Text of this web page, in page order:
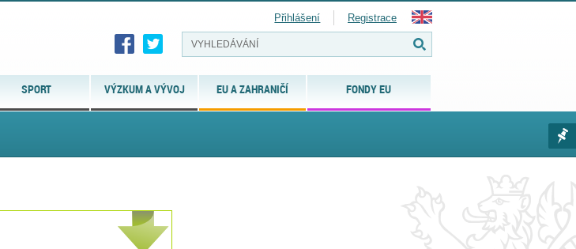
SPORT VÝZKUM A VÝVOJ EU A ZAHRANIČÍ FONDY EU
Přihlášení Registrace